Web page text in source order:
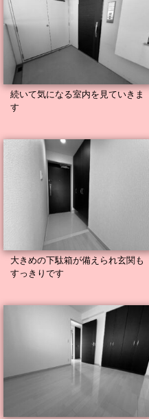
続いて気になる室内を見ていきま
す
大きめの下駄箱が備えられ玄関も
すっきりです